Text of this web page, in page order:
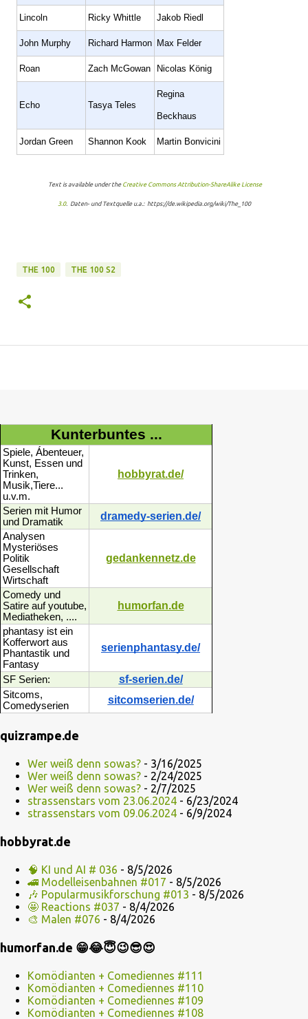
Lincoln Ricky Whittle Jakob Riedl
John Murphy Richard Harmon Max Felder
Roan Zach McGowan Nicolas König
Echo Tasya Teles
Regina
Beckhaus
Jordan Green Shannon Kook Martin Bonvicini
Text is available under the Creative Commons Attribution-ShareAlike License
3.0. Daten- und Textquelle u.a.: https://de.wikipedia.org/wiki/The_100
THE 100 THE 100 S2
Kunterbuntes ...
Spiele, Ábenteuer,
Kunst, Essen und
Trinken,
Musik,Tiere...
u.v.m.
hobbyrat.de/
Serien mit Humor
und Dramatik
dramedy-serien.de/
Analysen
Mysteriöses
Politik
Gesellschaft
Wirtschaft
gedankennetz.de
Comedy und
Satire auf youtube,
Mediatheken, ....
humorfan.de
phantasy ist ein
Kofferwort aus
Phantastik und
Fantasy
serienphantasy.de/
SF Serien: sf-serien.de/
Sitcoms,
Comedyserien
sitcomserien.de/
quizrampe.de
Wer weiß denn sowas? - 3/16/2025
Wer weiß denn sowas? - 2/24/2025
Wer weiß denn sowas? - 2/7/2025
strassenstars vom 23.06.2024 - 6/23/2024
strassenstars vom 09.06.2024 - 6/9/2024
hobbyrat.de
🧠 KI und AI # 036 - 8/5/2026
🚄 Modelleisenbahnen #017 - 8/5/2026
🎶 Popularmusikforschung #013 - 8/5/2026
🤩 Reactions #037 - 8/4/2026
🎨 Malen #076 - 8/4/2026
humorfan.de 😁😂😇😉😎😍
Komödianten + Comediennes #111
Komödianten + Comediennes #110
Komödianten + Comediennes #109
Komödianten + Comediennes #108